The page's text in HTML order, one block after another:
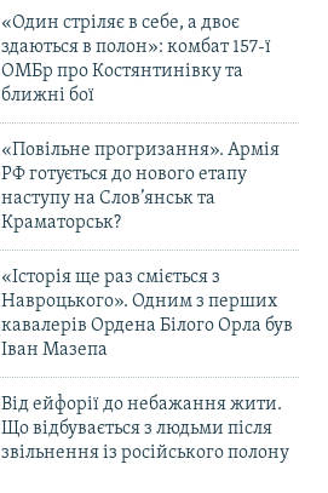
«Один стріляє в себе, а двоє
здаються в полон»: комбат 157-ї
ОМБр про Костянтинівку та
ближні бої
«Повільне прогризання». Армія
РФ готується до нового етапу
наступу на Слов’янськ та
Краматорськ?
«Історія ще раз сміється з
Навроцького». Одним з перших
кавалерів Ордена Білого Орла був
Іван Мазепа
Від ейфорії до небажання жити.
Що відбувається з людьми після
звільнення із російського полону